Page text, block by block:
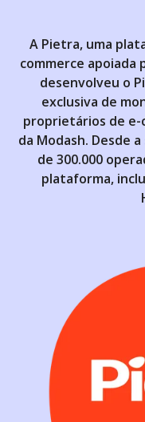
A Pietra, uma
commerce apoiada
desenvolveu o
exclusiva de
proprietários de e-
da Modash. Desde
de 300.000
plataforma,